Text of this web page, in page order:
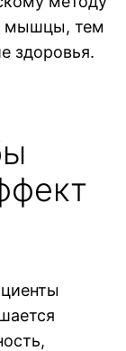
мышцы, тем
здоровья.